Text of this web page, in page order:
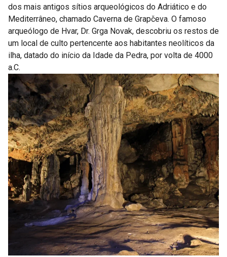
dos mais antigos sítios arqueológicos do Adriático e do
Mediterrâneo, chamado Caverna de Grapčeva. O famoso
arqueólogo de Hvar, Dr. Grga Novak, descobriu os restos de
um local de culto pertencente aos habitantes neolíticos da
ilha, datado do início da Idade da Pedra, por volta de 4000
a.C.